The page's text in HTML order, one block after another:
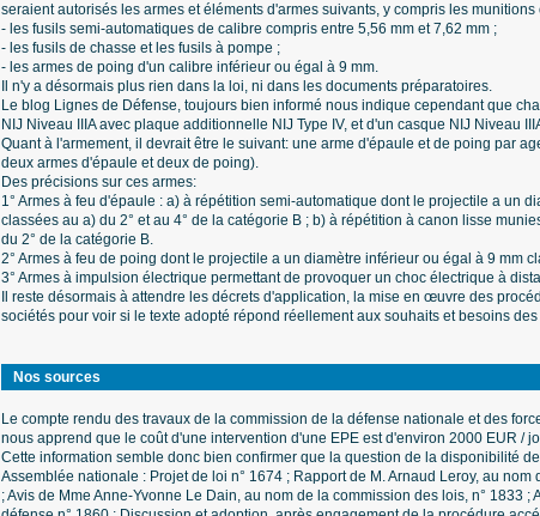
seraient autorisés les armes et éléments d'armes suivants, y compris les
- les fusils semi-automatiques de calibre compris entre 5,56 mm et 7,62 mm ;
- les fusils de chasse et les fusils à pompe ;
- les armes de poing d'un calibre inférieur ou égal à 9 mm.
Il n'y a désormais plus rien dans la loi, ni dans les documents préparatoires.
Le blog Lignes de Défense, toujours bien informé nous indique cependant que
NIJ Niveau IIIA avec plaque additionnelle NIJ Type IV, et d'un casque NIJ Niveau
Quant à l'armement, il devrait être le suivant: une arme d'épaule et de poing par
deux armes d'épaule et deux de poing).
Des précisions sur ces armes:
1° Armes à feu d'épaule : a) à répétition semi-automatique dont le projectile a un
classées au a) du 2° et au 4° de la catégorie B ; b) à répétition à canon lisse
du 2° de la catégorie B.
2° Armes à feu de poing dont le projectile a un diamètre inférieur ou égal à 9 mm
3° Armes à impulsion électrique permettant de provoquer un choc électrique à
Il reste désormais à attendre les décrets d'application, la mise en œuvre des
sociétés pour voir si le texte adopté répond réellement aux souhaits et besoins
Nos sources
Le compte rendu des travaux de la commission de la défense nationale et des
nous apprend que le coût d'une intervention d'une EPE est d'environ 2000 EUR /
Cette information semble donc bien confirmer que la question de la disponibilité
Assemblée nationale : Projet de loi n° 1674 ; Rapport de M. Arnaud Leroy, au
; Avis de Mme Anne-Yvonne Le Dain, au nom de la commission des lois, n° 1833